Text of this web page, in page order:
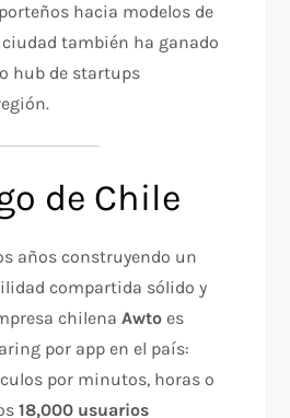
hacia modelos de
también ha ganado
hub de startups
de Chile
años construyendo un
compartida sólido y
chilenaAwto es
por app en el país:
por minutos, horas o
18,000 usuarios